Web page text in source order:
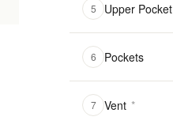
5 Upper Pocket
6 Pockets
7 Vent *